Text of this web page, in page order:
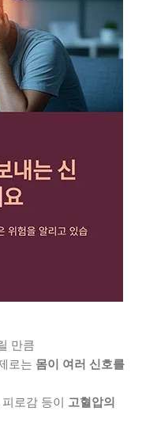
만큼
로는 몸이 여러 신호를
로감 등이 고혈압의